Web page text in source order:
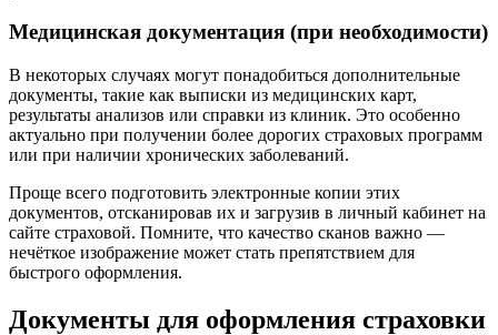
Медицинская документация (при необходимости)
В некоторых случаях могут понадобиться дополнительные
документы, такие как выписки из медицинских карт,
результаты анализов или справки из клиник. Это особенно
актуально при получении более дорогих страховых программ
или при наличии хронических заболеваний.
Проще всего подготовить электронные копии этих
документов, отсканировав их и загрузив в личный кабинет на
сайте страховой. Помните, что качество сканов важно —
нечёткое изображение может стать препятствием для
быстрого оформления.
Документы для оформления страховки